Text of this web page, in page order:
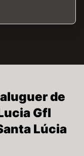
de
Gfl
Lúcia